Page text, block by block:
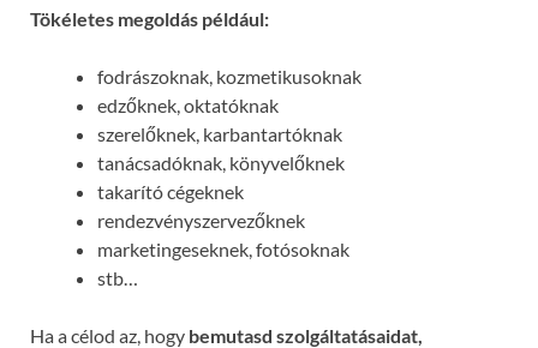
Tökéletes megoldás például:
fodrászoknak, kozmetikusoknak
edzőknek, oktatóknak
szerelőknek, karbantartóknak
tanácsadóknak, könyvelőknek
takarító cégeknek
rendezvényszervezőknek
marketingeseknek, fotósoknak
stb…
Ha a célod az, hogy bemutasd szolgáltatásaidat,